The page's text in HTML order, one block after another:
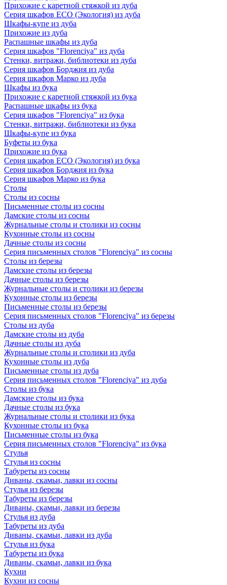
Прихожие с каретной стяжкой из дуба
Серия шкафов ECO (Экология) из дуба
Шкафы-купе из дуба
Прихожие из дуба
Распашные шкафы из дуба
Серия шкафов "Florenciya" из дуба
Стенки, витражи, библиотеки из дуба
Серия шкафов Борджия из дуба
Серия шкафов Марко из дуба
Шкафы из бука
Прихожие с каретной стяжкой из бука
Распашные шкафы из бука
Серия шкафов "Florenciya" из бука
Стенки, витражи, библиотеки из бука
Шкафы-купе из бука
Буфеты из бука
Прихожие из бука
Серия шкафов ECO (Экология) из бука
Серия шкафов Борджия из бука
Серия шкафов Марко из бука
Столы
Столы из сосны
Письменные столы из сосны
Дамские столы из сосны
Журнальные столы и столики из сосны
Кухонные столы из сосны
Дачные столы из сосны
Серия письменных столов "Florenciya" из сосны
Столы из березы
Дамские столы из березы
Дачные столы из березы
Журнальные столы и столики из березы
Кухонные столы из березы
Письменные столы из березы
Серия письменных столов "Florenciya" из березы
Столы из дуба
Дамские столы из дуба
Дачные столы из дуба
Журнальные столы и столики из дуба
Кухонные столы из дуба
Письменные столы из дуба
Серия письменных столов "Florenciya" из дуба
Столы из бука
Дамские столы из бука
Дачные столы из бука
Журнальные столы и столики из бука
Кухонные столы из бука
Письменные столы из бука
Серия письменных столов "Florenciya" из бука
Стулья
Стулья из сосны
Табуреты из сосны
Диваны, скамьи, лавки из сосны
Стулья из березы
Табуреты из березы
Диваны, скамьи, лавки из березы
Стулья из дуба
Табуреты из дуба
Диваны, скамьи, лавки из дуба
Стулья из бука
Табуреты из бука
Диваны, скамьи, лавки из бука
Кухни
Кухни из сосны